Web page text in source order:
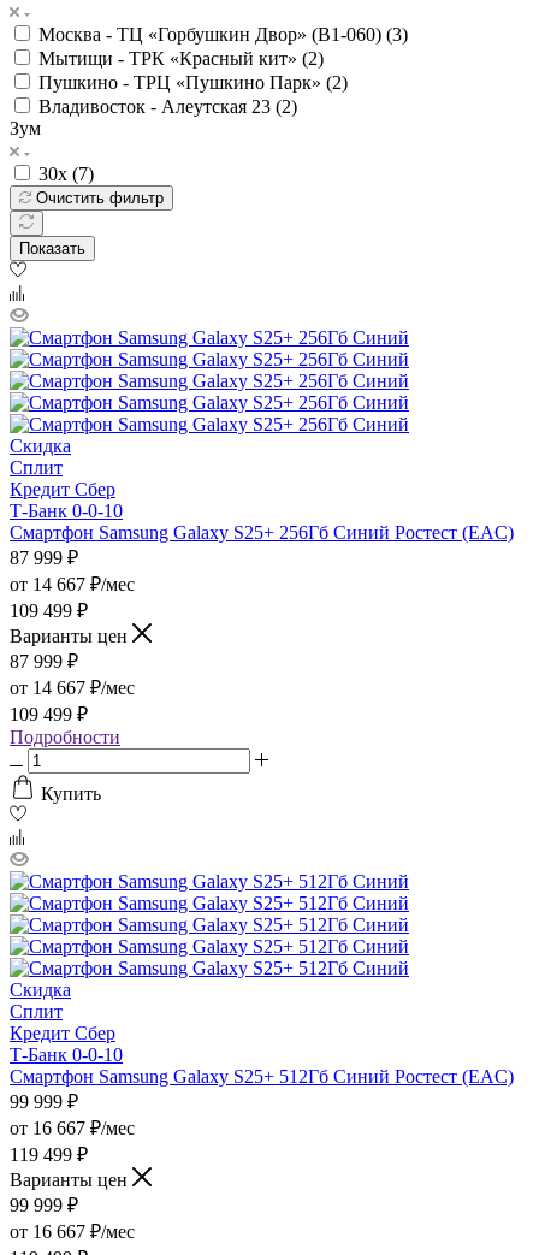
Москва - ТЦ «Горбушкин Двор» (B1-060) (3)
Мытищи - ТРК «Красный кит» (2)
Пушкино - ТРЦ «Пушкино Парк» (2)
Владивосток - Алеутская 23 (2)
Зум
30x (7)
Очистить фильтр
Показать
Скидка
Сплит
Кредит Сбер
Т-Банк 0-0-10
Смартфон Samsung Galaxy S25+ 256Гб Синий Ростест (EAC)
87 999 ₽
от 14 667 ₽/мес
109 499 ₽
Варианты цен
87 999 ₽
от 14 667 ₽/мес
109 499 ₽
Подробности
Купить
Скидка
Сплит
Кредит Сбер
Т-Банк 0-0-10
Смартфон Samsung Galaxy S25+ 512Гб Синий Ростест (EAC)
99 999 ₽
от 16 667 ₽/мес
119 499 ₽
Варианты цен
99 999 ₽
от 16 667 ₽/мес